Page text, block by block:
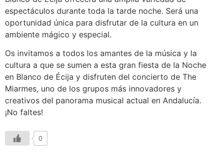
espectáculos durante toda la tarde noche. Será una
oportunidad única para disfrutar de la cultura en un
ambiente mágico y especial.
Os invitamos a todos los amantes de la música y la
cultura a que se sumen a esta gran fiesta de la Noche
en Blanco de Écija y disfruten del concierto de The
Miarmes, uno de los grupos más innovadores y
creativos del panorama musical actual en Andalucía.
¡No faltes!
0